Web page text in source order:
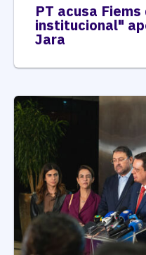
PT acusa
institucional"
Jara